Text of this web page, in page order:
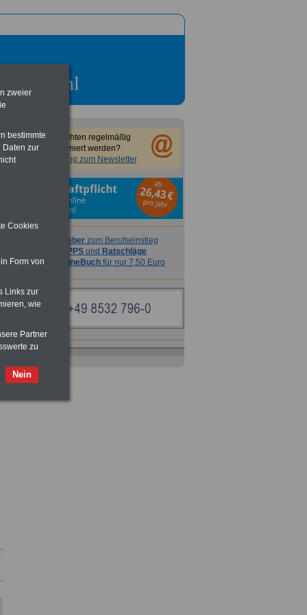
Sie möchten regelmäßig
informiert werden?
Anmeldung zum Newsletter
Ratgeberzum Berufseinstieg
TIPPS und Ratschläge
>>>
OnlineBuch für nur 7,50 Euro
zweier
bestimmte
Daten zur
Cookies
Form von
Links zur
wie
Partner
zu
Nein